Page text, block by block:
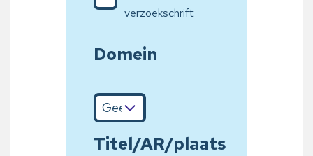
verzoekschrift
Domein
Titel/AR/plaats